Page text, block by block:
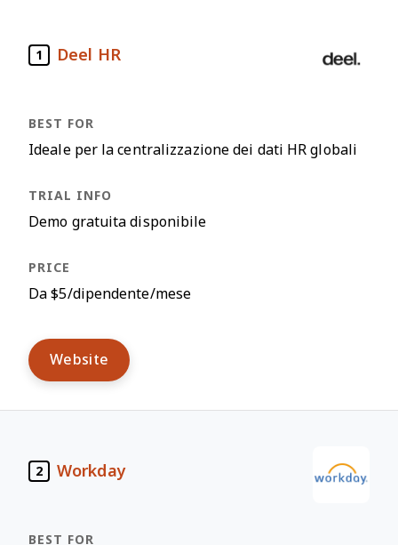
1 Deel HR
Ideale per la centralizzazione dei dati HR globali
Demo gratuita disponibile
Da $5/dipendente/mese
Website
2 Workday